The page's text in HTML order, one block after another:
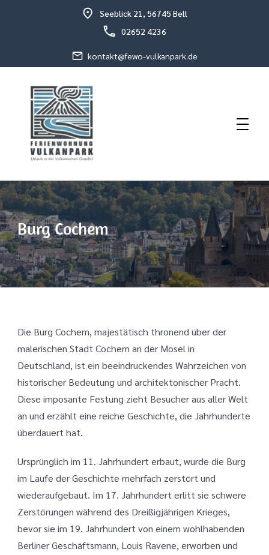
Seeblick 21, 56745 Bell
02652 4236
kontakt@fewo-vulkanpark.de
Fewo Vulkanpark
Burg Cochem
Die Burg Cochem, majestätisch thronend über der
malerischen Stadt Cochem an der Mosel in
Deutschland, ist ein beeindruckendes Wahrzeichen von
historischer Bedeutung und architektonischer Pracht.
Diese imposante Festung zieht Besucher aus aller Welt
an und erzählt eine reiche Geschichte, die Jahrhunderte
überdauert hat.
Ursprünglich im 11. Jahrhundert erbaut, wurde die Burg
im Laufe der Geschichte mehrfach zerstört und
wiederaufgebaut. Im 17. Jahrhundert erlitt sie schwere
Zerstörungen während des Dreißigjährigen Krieges,
bevor sie im 19. Jahrhundert von einem wohlhabenden
Berliner Geschäftsmann, Louis Ravene, erworben und